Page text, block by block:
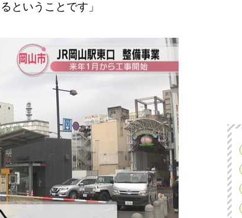
ということです」